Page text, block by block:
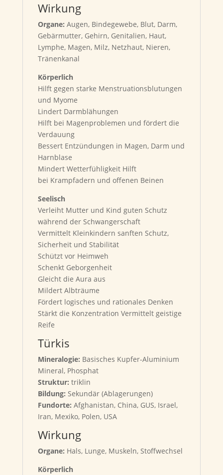
Wirkung
Organe: Augen, Bindegewebe, Blut, Darm,
Gebärmutter, Gehirn, Genitalien, Haut,
Lymphe, Magen, Milz, Netzhaut, Nieren,
Tränenkanal
Körperlich
Hilft gegen starke Menstruationsblutungen
und Myome
Lindert Darmblähungen
Hilft bei Magenproblemen und fördert die
Verdauung
Bessert Entzündungen in Magen, Darm und
Harnblase
Mindert Wetterfühligkeit Hilft
bei Krampfadern und offenen Beinen
Seelisch
Verleiht Mutter und Kind guten Schutz
während der Schwangerschaft
Vermittelt Kleinkindern sanften Schutz,
Sicherheit und Stabilität
Schützt vor Heimweh
Schenkt Geborgenheit
Gleicht die Aura aus
Mildert Albträume
Fördert logisches und rationales Denken
Stärkt die Konzentration Vermittelt geistige
Reife
Türkis
Mineralogie: Basisches Kupfer-Aluminium
Mineral, Phosphat
Struktur: triklin
Bildung: Sekundär (Ablagerungen)
Fundorte: Afghanistan, China, GUS, Israel,
Iran, Mexiko, Polen, USA
Wirkung
Organe: Hals, Lunge, Muskeln, Stoffwechsel
Körperlich